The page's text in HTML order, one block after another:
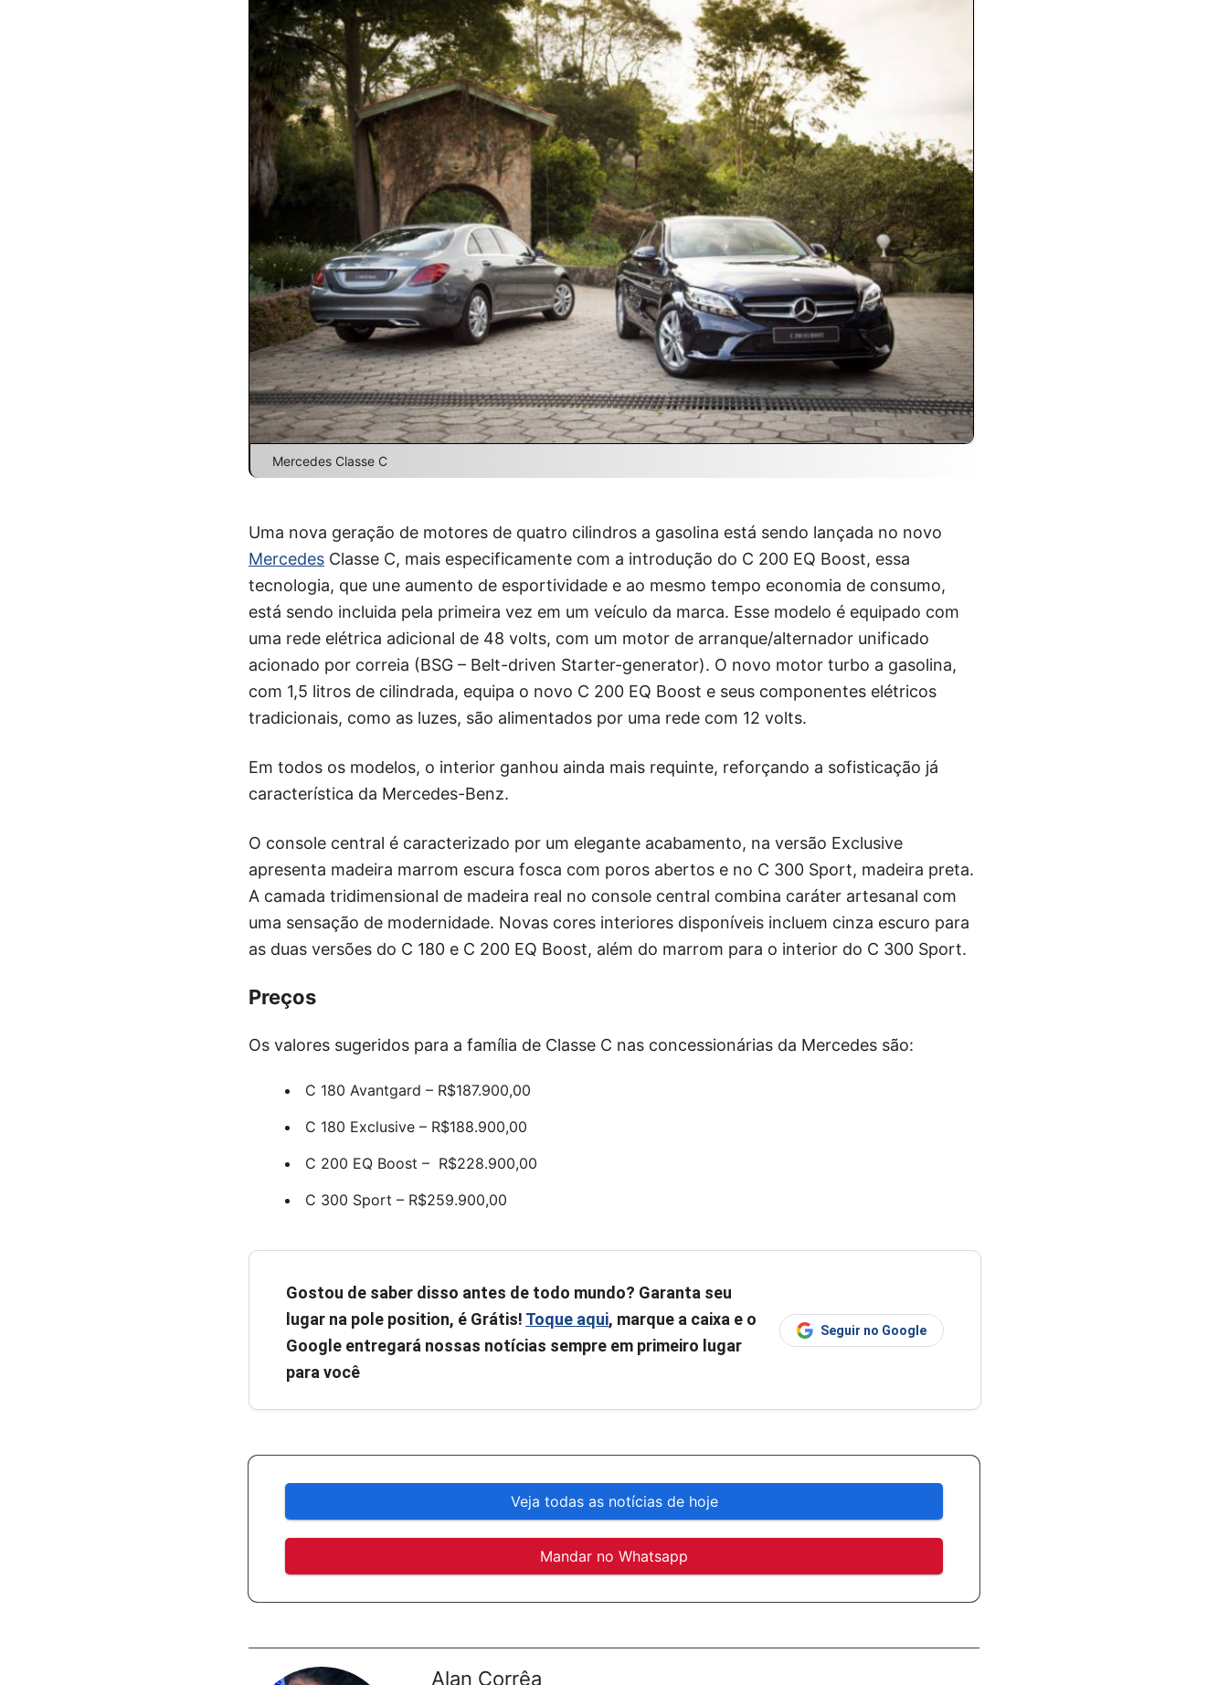
Mercedes Classe C
Uma nova geração de motores de quatro cilindros a gasolina está sendo lançada no novo
Mercedes Classe C, mais especificamente com a introdução do C 200 EQ Boost, essa
tecnologia, que une aumento de esportividade e ao mesmo tempo economia de consumo,
está sendo incluida pela primeira vez em um veículo da marca. Esse modelo é equipado com
uma rede elétrica adicional de 48 volts, com um motor de arranque/alternador unificado
acionado por correia (BSG – Belt-driven Starter-generator). O novo motor turbo a gasolina,
com 1,5 litros de cilindrada, equipa o novo C 200 EQ Boost e seus componentes elétricos
tradicionais, como as luzes, são alimentados por uma rede com 12 volts.
Em todos os modelos, o interior ganhou ainda mais requinte, reforçando a sofisticação já
característica da Mercedes-Benz.
O console central é caracterizado por um elegante acabamento, na versão Exclusive
apresenta madeira marrom escura fosca com poros abertos e no C 300 Sport, madeira preta.
A camada tridimensional de madeira real no console central combina caráter artesanal com
uma sensação de modernidade. Novas cores interiores disponíveis incluem cinza escuro para
as duas versões do C 180 e C 200 EQ Boost, além do marrom para o interior do C 300 Sport.
Preços
Os valores sugeridos para a família de Classe C nas concessionárias da Mercedes são:
C 180 Avantgard – R$187.900,00
C 180 Exclusive – R$188.900,00
C 200 EQ Boost – R$228.900,00
C 300 Sport – R$259.900,00
Gostou de saber disso antes de todo mundo? Garanta seu
lugar na pole position, é Grátis! Toque aqui, marque a caixa e o
Google entregará nossas notícias sempre em primeiro lugar
para você
Seguir no Google
Veja todas as notícias de hoje
Mandar no Whatsapp
Alan Corrêa